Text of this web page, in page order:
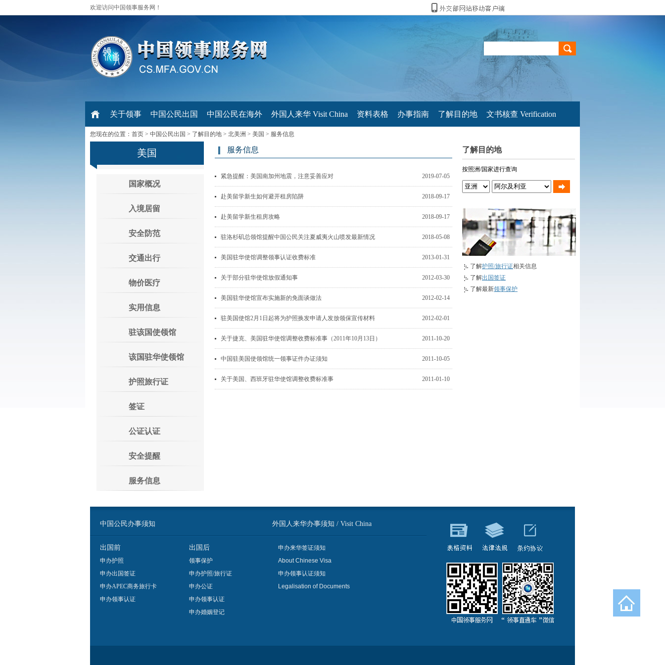
欢迎访问中国领事服务网！
关于领事 中国公民出国 中国公民在海外 外国人来华 Visit China 资料表格 办事指南 了解目的地 文书核查 Verification
您现在的位置： 首页 > 中国公民出国 > 了解目的地 > 北美洲 > 美国 > 服务信息
美国
国家概况
入境居留
安全防范
交通出行
物价医疗
实用信息
驻该国使领馆
该国驻华使领馆
护照旅行证
签证
公证认证
安全提醒
服务信息
服务信息
紧急提醒：美国南加州地震，注意妥善应对 2019-07-05
赴美留学新生如何避开租房陷阱 2018-09-17
赴美留学新生租房攻略 2018-09-17
驻洛杉矶总领馆提醒中国公民关注夏威夷火山喷发最新情况 2018-05-08
美国驻华使馆调整领事认证收费标准 2013-01-31
关于部分驻华使馆放假通知事 2012-03-30
美国驻华使馆宣布实施新的免面谈做法 2012-02-14
驻美国使馆2月1日起将为护照换发申请人发放领保宣传材料 2012-02-01
关于捷克、美国驻华使馆调整收费标准事（2011年10月13日） 2011-10-20
中国驻美国使领馆统一领事证件办证须知 2011-10-05
关于美国、西班牙驻华使馆调整收费标准事 2011-01-10
了解目的地
按照洲/国家进行查询
了解护照/旅行证相关信息
了解出国签证
了解最新领事保护
中国公民办事须知 外国人来华办事须知 / Visit China
出国前
申办护照
申办出国签证
申办APEC商务旅行卡
申办领事认证
出国后
领事保护
申办护照/旅行证
申办公证
申办领事认证
申办婚姻登记
申办来华签证须知
About Chinese Visa
申办领事认证须知
Legalisation of Documents